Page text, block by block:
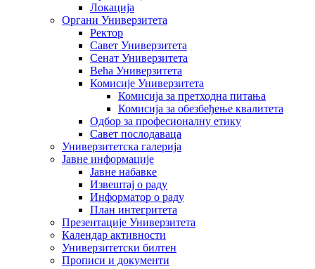
Локација
Органи Универзитета
Ректор
Савет Универзитета
Сенат Универзитета
Већа Универзитета
Комисије Универзитета
Комисија за претходна питања
Комисија за обезбеђење квалитета
Одбор за професионалну етику
Савет послодаваца
Универзитетска галерија
Јавне информације
Јавне набавке
Извештај о раду
Информатор о раду
План интегритета
Презентације Универзитета
Календар активности
Универзитетски билтен
Прописи и документи